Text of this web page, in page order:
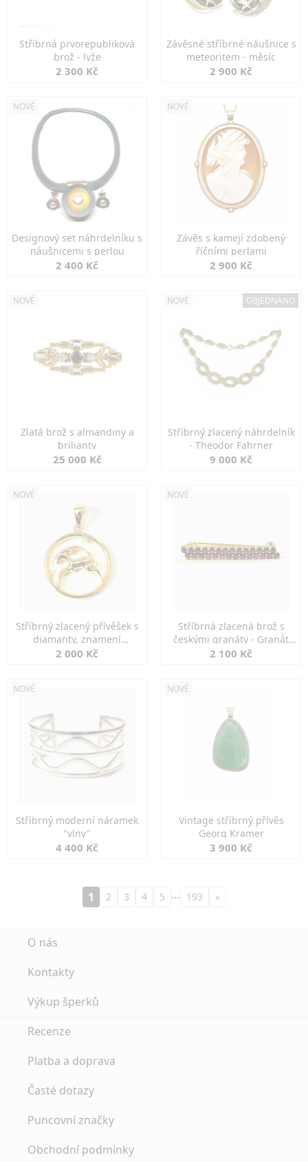
Stříbrná prvorepubliková
brož - lyže
2 300 Kč
Závěsné stříbrné náušnice s
meteoritem - měsíc
2 900 Kč
NOVÉ
Designový set náhrdelníku s
náušnicemi s perlou
2 400 Kč
NOVÉ
Závěs s kamejí zdobený
říčními perlami
2 900 Kč
NOVÉ
Zlatá brož s almandiny a
brilianty
25 000 Kč
NOVÉ OBJEDNÁNO
Stříbrný zlacený náhrdelník
- Theodor Fahrner
9 000 Kč
NOVÉ
Stříbrný zlacený přívěšek s
diamanty, znamení
KOZOROH
2 000 Kč
NOVÉ
Stříbrná zlacená brož s
českými granáty - Granát
Turnov
2 100 Kč
NOVÉ
Stříbrný moderní náramek
"vlny"
4 400 Kč
NOVÉ
Vintage stříbrný přívěs
Georg Kramer
3 900 Kč
1 2 3 4 5 … 193 »
O nás
Kontakty
Výkup šperků
Recenze
Platba a doprava
Časté dotazy
Puncovní značky
Obchodní podmínky